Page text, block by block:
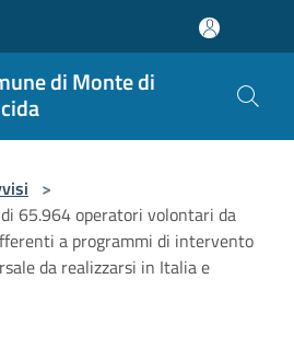
di Monte di
>
65.964 operatori volontari da
a programmi di intervento
da realizzarsi in Italia e